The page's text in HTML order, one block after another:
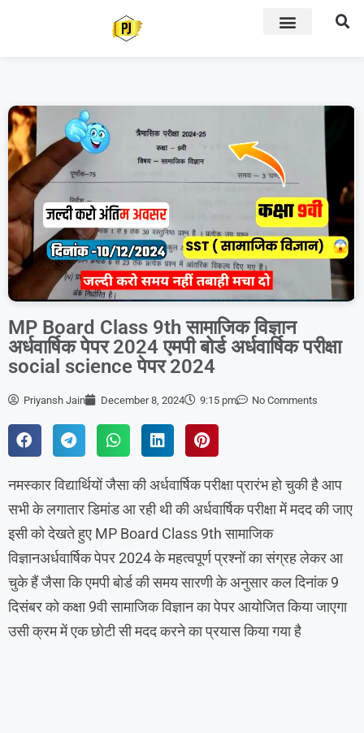
MP Board Class 9th सामाजिक विज्ञान
अर्धवार्षिक पेपर 2024 एमपी बोर्ड अर्धवार्षिक परीक्षा
social science पेपर 2024
Priyansh Jain December 8, 2024 9:15 pm No Comments
नमस्कार विद्यार्थियों जैसा की अर्धवार्षिक परीक्षा प्रारंभ हो चुकी है आप
सभी के लगातार डिमांड आ रही थी की अर्धवार्षिक परीक्षा में मदद की जाए
इसी को देखते हुए MP Board Class 9th सामाजिक
विज्ञानअर्धवार्षिक पेपर 2024 के महत्वपूर्ण प्रश्नों का संग्रह लेकर आ
चुके हैं जैसा कि एमपी बोर्ड की समय सारणी के अनुसार कल दिनांक 9
दिसंबर को कक्षा 9वी सामाजिक विज्ञान का पेपर आयोजित किया जाएगा
उसी क्रम में एक छोटी सी मदद करने का प्रयास किया गया है